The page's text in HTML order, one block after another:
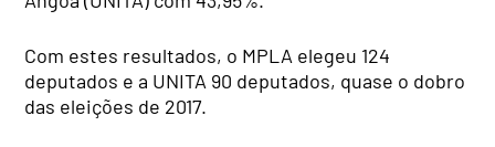
Com estes resultados, o MPLA elegeu 124
deputados e a UNITA 90 deputados, quase o dobro
das eleições de 2017.